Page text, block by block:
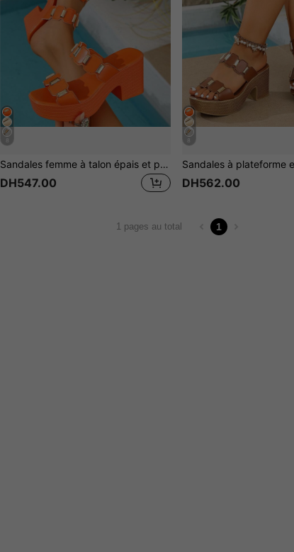
Sandales femme à talon épais et plateforme blanches avec décoration de clous métalliques dorés et sangles croisées, essentiel de vacances, bohème maximaliste métallique 2026
DH547.00 DH562.00
1 pages au total 1